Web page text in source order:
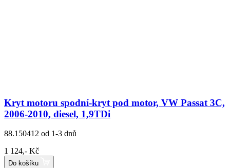
Kryt motoru spodní-kryt pod motor, VW Passat 3C,
2006-2010, diesel, 1,9TDi
88.150412 od 1-3 dnů
1 124,- Kč
Do košíku